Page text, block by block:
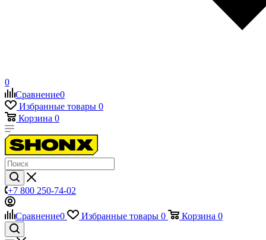
0
Сравнение0
Избранные товары 0
Корзина 0
+7 800 250-74-02
Сравнение0 Избранные товары 0 Корзина 0